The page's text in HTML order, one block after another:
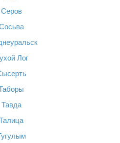
Серов
Лог
Тавда